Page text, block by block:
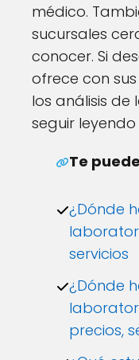
médico.
sucursales
conocer. Si
ofrece con
los análisis
seguir
Te
¿Dónde
servicios
¿Dónde
precios,